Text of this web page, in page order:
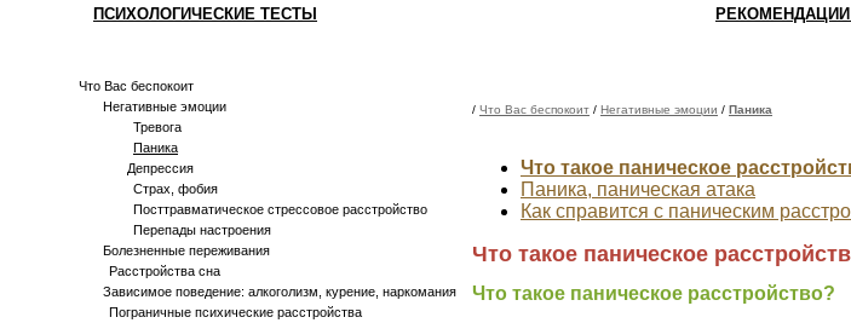
ПСИХОЛОГИЧЕСКИЕ ТЕСТЫ
/ Что Вас беспокоит / Негативные эмоции / Паника
Что такое паническое
Паника, паническая атака
Как справится с паническим
Что такое паническое
Что такое паническое расстройство?
Что Вас беспокоит
Негативные эмоции
Тревога
Паника
Депрессия
Страх, фобия
Посттравматическое стрессовое расстройство
Перепады настроения
Болезненные переживания
Расстройства сна
Зависимое поведение: алкоголизм, курение, наркомания
Пограничные психические расстройства